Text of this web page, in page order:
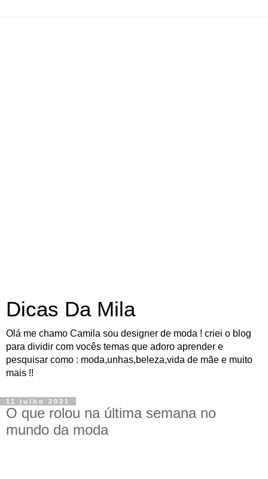
Dicas Da Mila
Olá me chamo Camila sou designer de moda ! criei o blog
para dividir com vocês temas que adoro aprender e
pesquisar como : moda,unhas,beleza,vida de mãe e muito
mais !!
11 julho 2021
O que rolou na última semana no
mundo da moda